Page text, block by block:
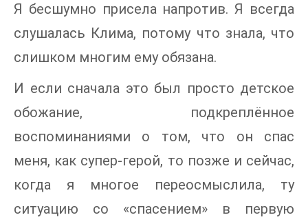
Я бесшумно присела напротив. Я всегда
слушалась Клима, потому что знала, что
слишком многим ему обязана.
И если сначала это был просто детское
обожание, подкреплённое
воспоминаниями о том, что он спас
меня, как супер-герой, то позже и сейчас,
когда я многое переосмыслила, ту
ситуацию со «спасением» в первую